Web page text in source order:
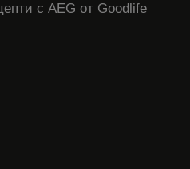
с AEG от Goodlife